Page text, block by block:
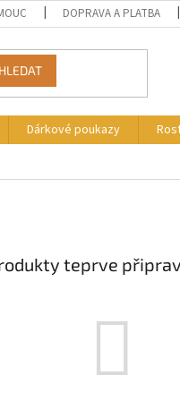
DOPRAVA A PLATBA
HLEDAT
Dárkové poukazy
teprve